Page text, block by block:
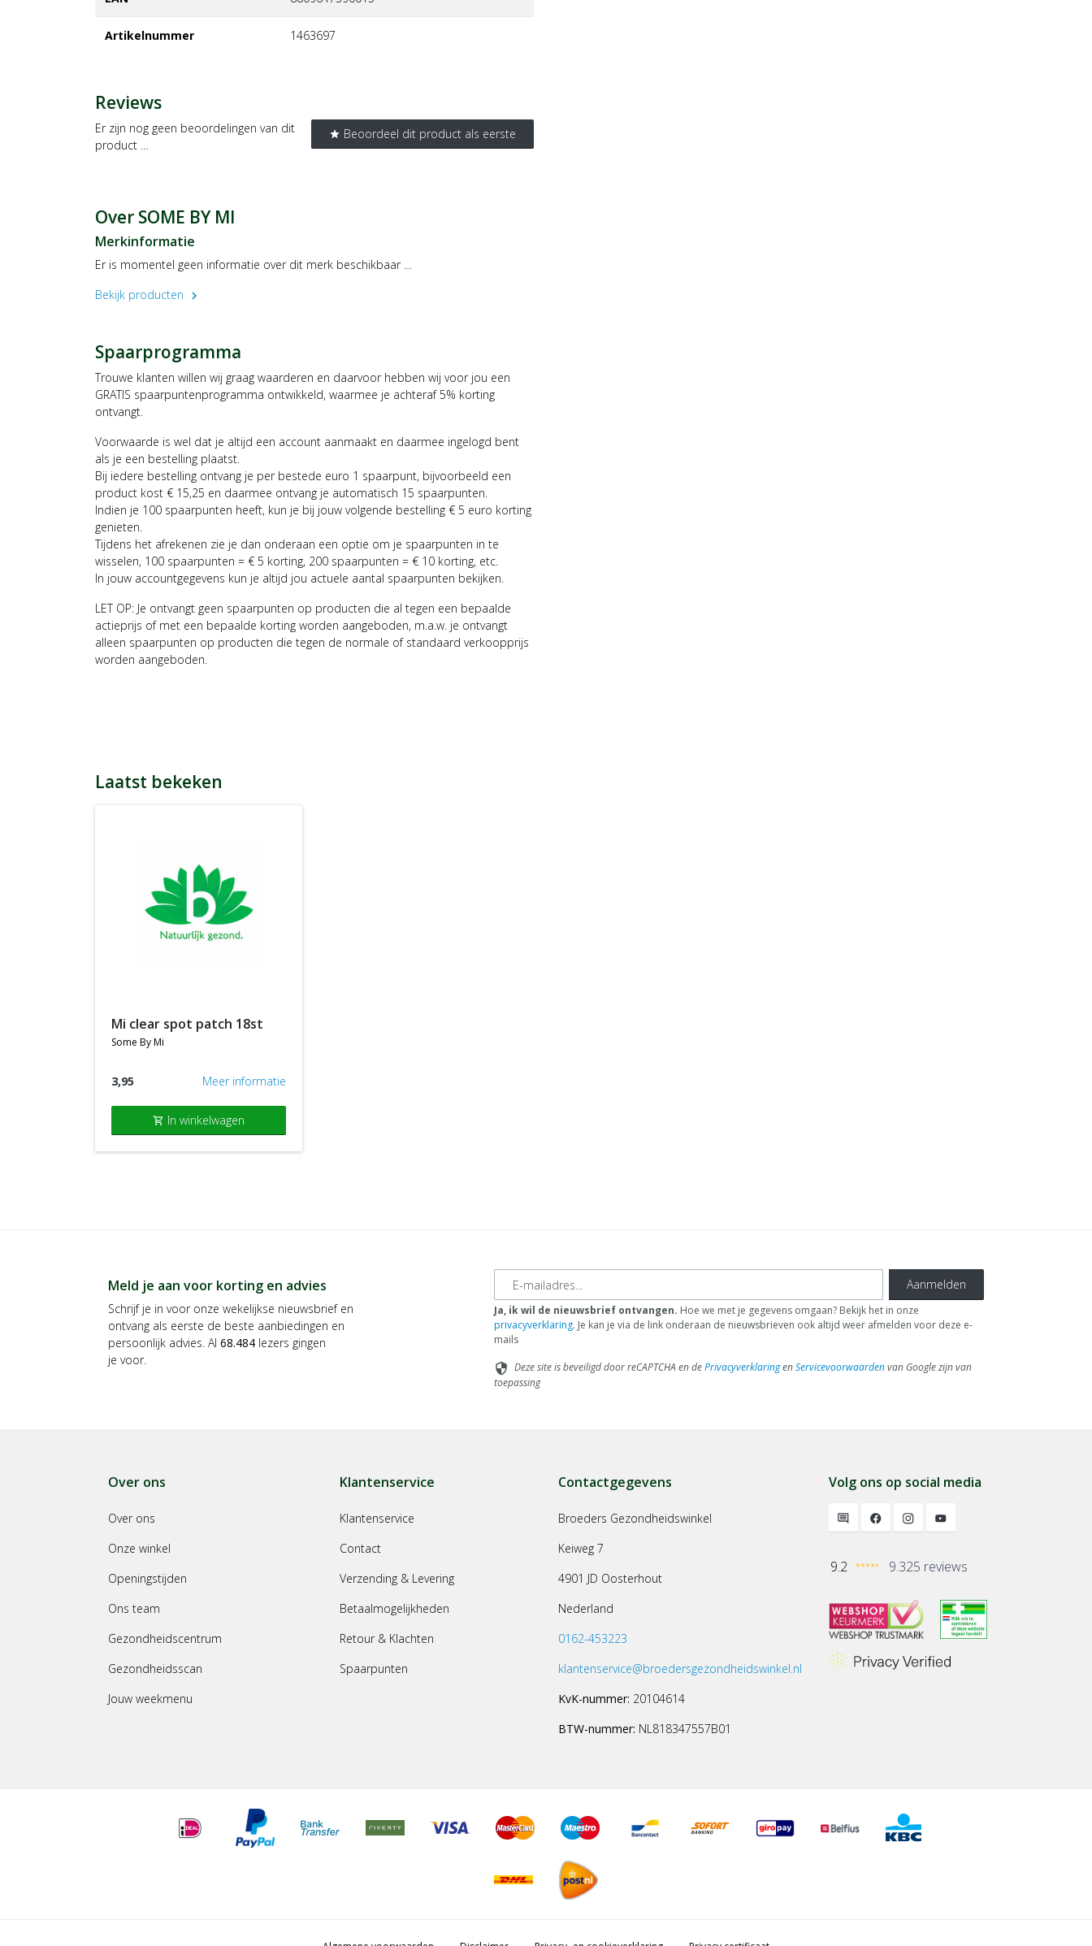
Artikelnummer 1463697
Reviews
star Beoordeel dit product als eerste
Er zijn nog geen beoordelingen van dit
product …
Over SOME BY MI
Merkinformatie
Er is momentel geen informatie over dit merk beschikbaar …
Bekijk producten
chevron_right
Spaarprogramma
Trouwe klanten willen wij graag waarderen en daarvoor hebben wij voor jou een
GRATIS spaarpuntenprogramma ontwikkeld, waarmee je achteraf 5% korting
ontvangt.
Voorwaarde is wel dat je altijd een account aanmaakt en daarmee ingelogd bent
als je een bestelling plaatst.
Bij iedere bestelling ontvang je per bestede euro 1 spaarpunt, bijvoorbeeld een
product kost € 15,25 en daarmee ontvang je automatisch 15 spaarpunten.
Indien je 100 spaarpunten heeft, kun je bij jouw volgende bestelling € 5 euro korting
genieten.
Tijdens het afrekenen zie je dan onderaan een optie om je spaarpunten in te
wisselen, 100 spaarpunten = € 5 korting, 200 spaarpunten = € 10 korting, etc.
In jouw accountgegevens kun je altijd jou actuele aantal spaarpunten bekijken.
LET OP: Je ontvangt geen spaarpunten op producten die al tegen een bepaalde
actieprijs of met een bepaalde korting worden aangeboden, m.a.w. je ontvangt
alleen spaarpunten op producten die tegen de normale of standaard verkoopprijs
worden aangeboden.
Laatst bekeken
mi clear spot patch 18st
some by mi
3,95 Meer informatie
shopping_cart In winkelwagen
Meld je aan voor korting en advies
Schrijf je in voor onze wekelijkse nieuwsbrief en
ontvang als eerste de beste aanbiedingen en
persoonlijk advies. Al 68.484 lezers gingen
je voor.
E-mailadres Aanmelden
Ja, ik wil de nieuwsbrief ontvangen. Hoe we met je gegevens omgaan? Bekijk het in onze
privacyverklaring. Je kan je via de link onderaan de nieuwsbrieven ook altijd weer afmelden voor deze e-
mails
security Deze site is beveiligd door reCAPTCHA en dePrivacyverklaringenServicevoorwaardenvan Google zijn van
toepassing
Over ons
Over ons
Onze winkel
Openingstijden
Ons team
Gezondheidscentrum
Gezondheidsscan
Jouw weekmenu
Klantenservice
Klantenservice
Contact
Verzending & Levering
Betaalmogelijkheden
Retour & Klachten
Spaarpunten
Contactgegevens
Broeders Gezondheidswinkel
Keiweg 7
4901 JD Oosterhout
Nederland
0162-453223
klantenservice@broedersgezondheidswinkel.nl
KvK-nummer: 20104614
BTW-nummer: NL818347557B01
Volg ons op social media
9.2 9.325 reviews